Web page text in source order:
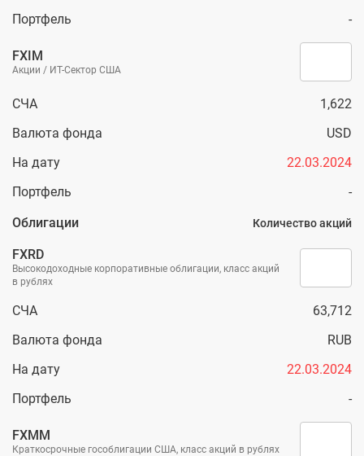
Портфель
-
FXIM
Акции / ИТ-Сектор США
СЧА
1,622
Валюта фонда
USD
На дату
22.03.2024
Портфель
-
Облигации
Количество акций
FXRD
Высокодоходные корпоративные облигации, класс акций
в рублях
СЧА
63,712
Валюта фонда
RUB
На дату
22.03.2024
Портфель
-
FXMM
Краткосрочные гособлигации США, класс акций в рублях